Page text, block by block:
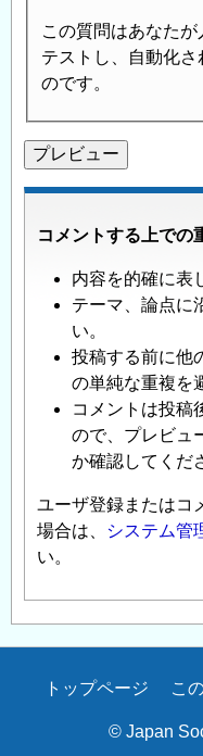
この質問はあなた
テストし、自動化
のです。
コメントする上での
内容を的確に表
テーマ、論点に
い。
投稿する前に他
の単純な重複を
コメントは投稿
ので、プレビュ
か確認してくだ
ユーザ登録またはコ
場合は、
システム管
い。
Secondary
トップページ こ
© Japan